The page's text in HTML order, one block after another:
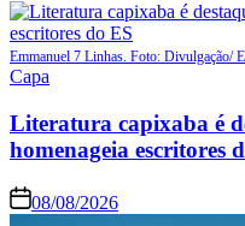
Emmanuel 7 Linhas. Foto: Divulgação/
Capa
Literatura capixaba é
homenageia escritores
08/08/2026